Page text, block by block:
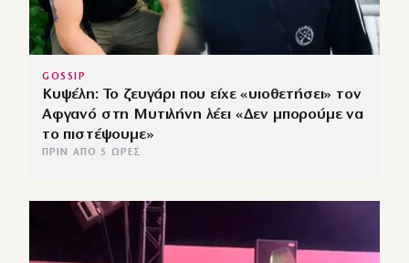
GOSSIP
Κυψέλη: Το ζευγάρι που είχε «υιοθετήσει» τον
Αφγανό στη Μυτιλήνη λέει «Δεν μπορούμε να
το πιστέψουμε»
ΠΡΙΝ ΑΠΌ 5 ΏΡΕΣ